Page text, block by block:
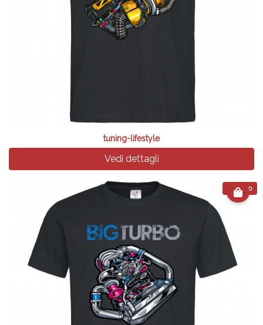
tuning-lifestyle
Vedi dettagli
€ 24.90